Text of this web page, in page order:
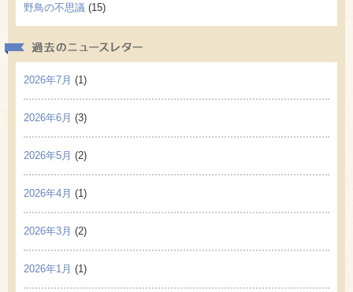
野鳥の不思議 (15)
2026年7月 (1)
2026年6月 (3)
2026年5月 (2)
2026年4月 (1)
2026年3月 (2)
2026年1月 (1)